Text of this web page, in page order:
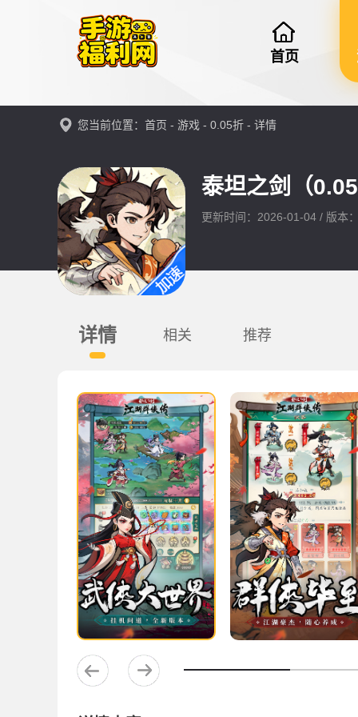
首页
您当前位置： 首页 - 游戏 - 0.05折 - 详情
泰坦之剑（
更新时间：2026-01-04 / 版本
详情 相关 推荐